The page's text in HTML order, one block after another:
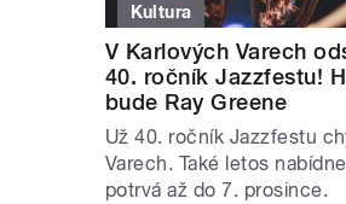
Kultura
V Karlových Varech
40. ročník Jazzfestu!
bude Ray Greene
Už 40. ročník Jazzfestu
Varech. Také letos
potrvá až do 7. prosince.